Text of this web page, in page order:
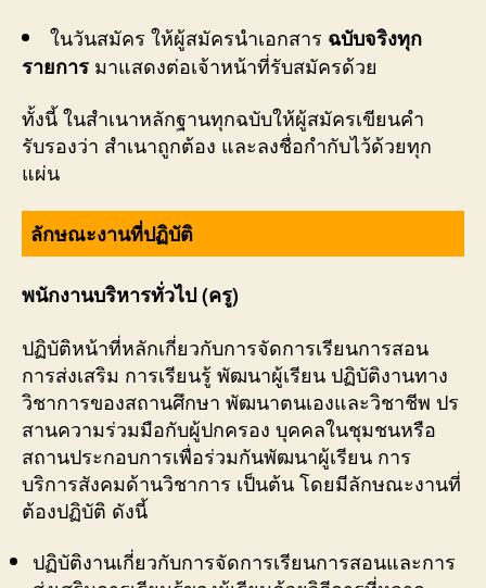
ในวันสมัคร ให้ผู้สมัครนำเอกสาร ฉบับจริงทุก
รายการ มาแสดงต่อเจ้าหน้าที่รับสมัครด้วย
ทั้งนี้ ในสำเนาหลักฐานทุกฉบับให้ผู้สมัครเขียนคำ
รับรองว่า สำเนาถูกต้อง และลงชื่อกำกับไว้ด้วยทุก
แผ่น
ลักษณะงานที่ปฏิบัติ
พนักงานบริหารทั่วไป (ครู)
ปฏิบัติหน้าที่หลักเกี่ยวกับการจัดการเรียนการสอน
การส่งเสริม การเรียนรู้ พัฒนาผู้เรียน ปฏิบัติงานทาง
วิชาการของสถานศึกษา พัฒนาตนเองและวิชาชีพ ปร
สานความร่วมมือกับผู้ปกครอง บุคคลในชุมชนหรือ
สถานประกอบการเพื่อร่วมกันพัฒนาผู้เรียน การ
บริการสังคมด้านวิชาการ เป็นต้น โดยมีลักษณะงานที่
ต้องปฏิบัติ ดังนี้
ปฏิบัติงานเกี่ยวกับการจัดการเรียนการสอนและการ